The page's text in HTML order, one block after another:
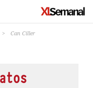
> Can Ciller